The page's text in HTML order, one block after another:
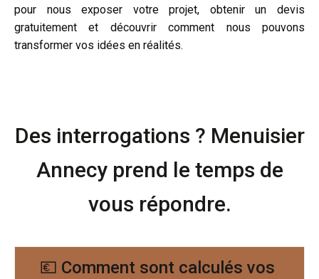
pour nous exposer votre projet, obtenir un devis
gratuitement et découvrir comment nous pouvons
transformer vos idées en réalités.
Des interrogations ? Menuisier
Annecy prend le temps de
vous répondre.
💶 Comment sont calculés vos